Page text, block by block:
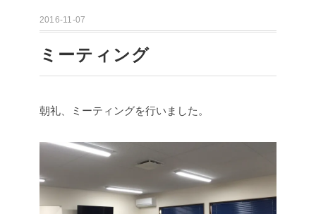
2016-11-07
ミーティング
朝礼、ミーティングを行いました。